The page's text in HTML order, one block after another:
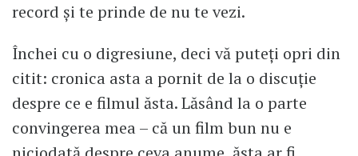
record și te prinde de nu te vezi.
Închei cu o digresiune, deci vă puteți opri din
citit: cronica asta a pornit de la o discuție
despre ce e filmul ăsta. Lăsând la o parte
convingerea mea – că un film bun nu e